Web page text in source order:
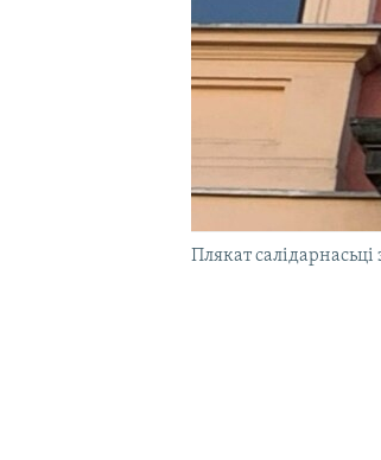
Плякат